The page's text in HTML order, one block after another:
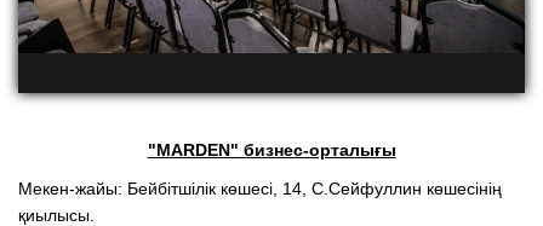
"MARDEN" бизнес-орталығы
Мекен-жайы: Бейбітшілік көшесі, 14, С.Сейфуллин көшесінің
қиылысы.